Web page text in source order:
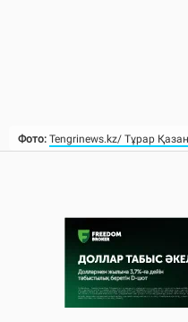
Фото: Tengrinews.kz/ Тұрар